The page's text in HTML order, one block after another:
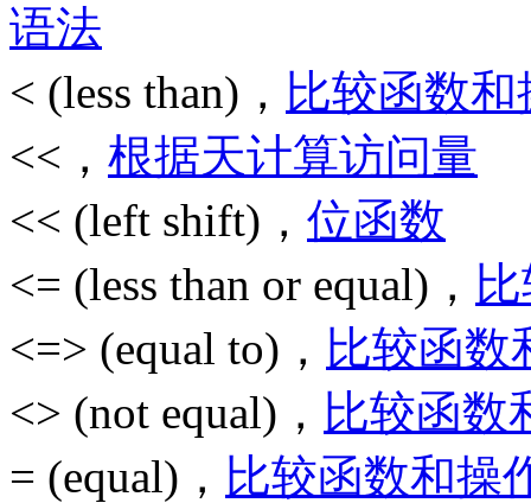
语法
< (less than)， 比较函数
<<， 根据天计算访问量
<< (left shift)， 位函数
<= (less than or equal)，
<=> (equal to)， 比较函数
<> (not equal)， 比较函数
= (equal)， 比较函数和操